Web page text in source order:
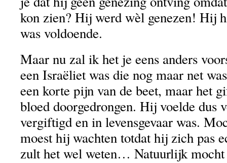
kon zien? Hij werd wèl genezen! Hij
was voldoende.
Maar nu zal ik het je eens anders
een Israëliet was die nog maar net
een korte pijn van de beet, maar het
bloed doorgedrongen. Hij voelde dus
vergiftigd en in levensgevaar was.
moest hij wachten totdat hij zich pas
zult het wel weten… Natuurlijk